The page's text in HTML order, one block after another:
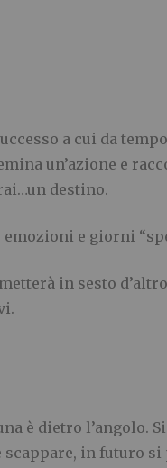
a cui da
un’azione e
destino.
e giorni
in sesto
è dietro l’angolo.
in futuro